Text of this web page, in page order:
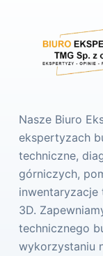
Nasze Biuro
ekspertyzach
techniczne,
górniczych,
inwentaryzacje
3D.
technicznego
wykorzystaniu